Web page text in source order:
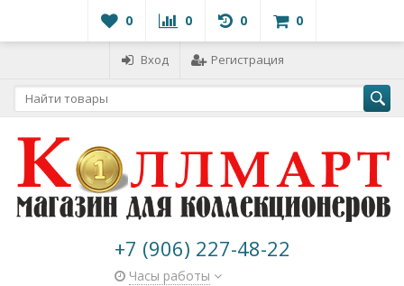
0 0 0 0
Вход Регистрация
+7 (906) 227-48-22
Часы работы